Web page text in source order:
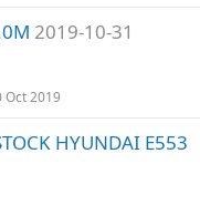
2019-10-31
Oct 2019
HYUNDAI E553